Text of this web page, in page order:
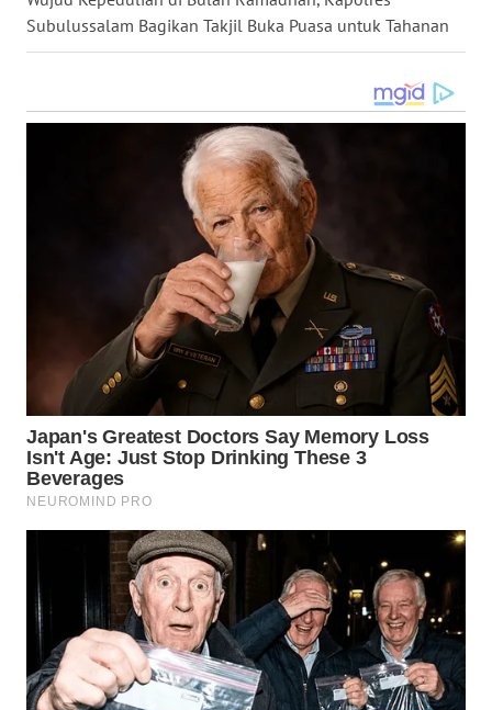
Subulussalam Bagikan Takjil Buka Puasa untuk Tahanan
WN
WN
GORONTALO
WN
SULUT
WN
MALUT
WN